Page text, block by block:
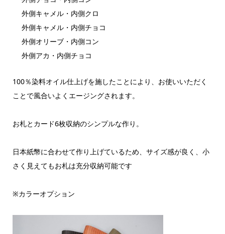
外側キャメル・内側クロ
外側キャメル・内側チョコ
外側オリーブ・内側コン
外側アカ・内側チョコ
100％染料オイル仕上げを施したことにより、お使いいただく
ことで風合いよくエージングされます。
お札とカード6枚収納のシンプルな作り。
日本紙幣に合わせて作り上げているため、サイズ感が良く、小
さく見えてもお札は充分収納可能です
※カラーオプション